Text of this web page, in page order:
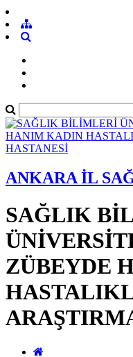
ANKARA İL
SAĞLIK
ZÜBEYDE